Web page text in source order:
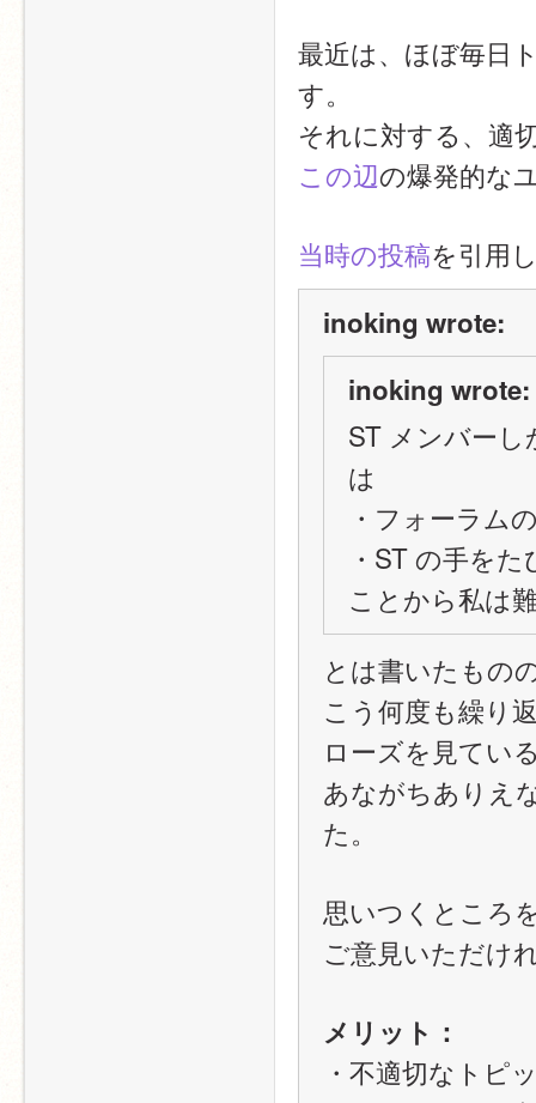
最近は、ほぼ毎日
す。
それに対する、適
この辺の爆発的な
当時の投稿を引用
inoking wrote:
inoking wrote:
ST メンバー
は
・フォーラム
・ST の手を
ことから私は
とは書いたもの
こう何度も繰り
ローズを見てい
あながちありえ
た。
思いつくところ
ご意見いただけ
メリット：
・不適切なトピ